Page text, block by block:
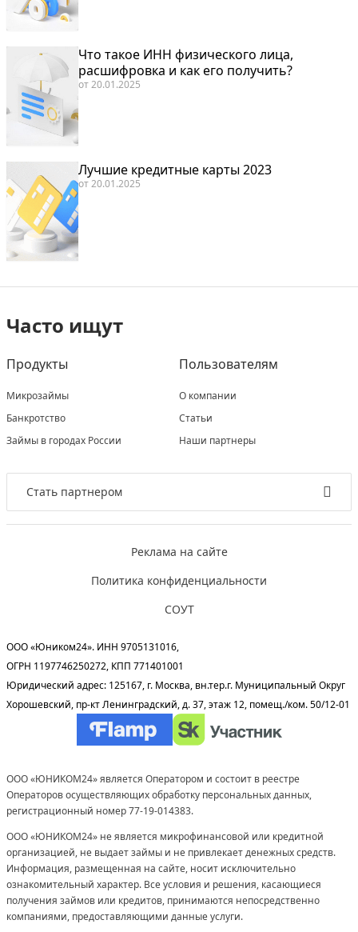
Что такое ИНН физического лица,
расшифровка и как его получить?
от20.01.2025
Лучшие кредитные карты 2023
от20.01.2025
Часто ищут
Продукты
Микрозаймы
Банкротство
Займы в городах России
Пользователям
О компании
Статьи
Наши партнеры
Стать партнером
Реклама на сайте
Политика конфиденциальности
СОУТ
ООО «Юником24». ИНН 9705131016,
ОГРН 1197746250272, КПП 771401001
Юридический адрес: 125167, г. Москва, вн.тер.г. Муниципальный Округ
Хорошевский, пр-кт Ленинградский, д. 37, этаж 12, помещ./ком. 50/12-01
ООО «ЮНИКОМ24» является Оператором и состоит в реестре
Операторов осуществляющих обработку персональных данных,
регистрационный номер 77-19-014383.
ООО «ЮНИКОМ24» не является микрофинансовой или кредитной
организацией, не выдает займы и не привлекает денежных средств.
Информация, размещенная на сайте, носит исключительно
ознакомительный характер. Все условия и решения, касающиеся
получения займов или кредитов, принимаются непосредственно
компаниями, предоставляющими данные услуги.